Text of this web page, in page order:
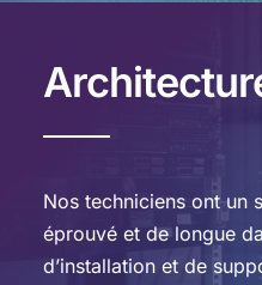
Nos techniciens ont un
éprouvé et de longue
d’installation et de